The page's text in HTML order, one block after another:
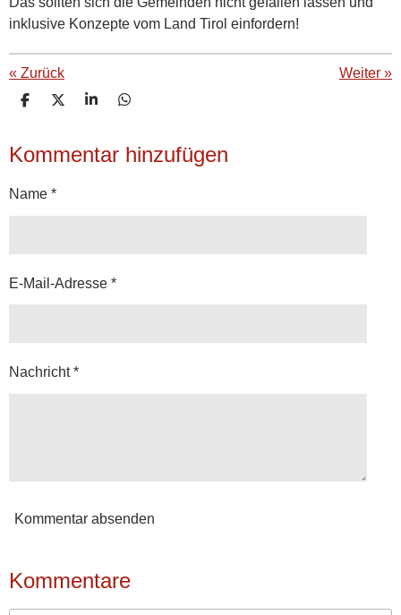
inklusive Konzepte vom Land Tirol einfordern!
« Zurück Weiter »
T
l
e
T
l
e
T
l
e
T
e
Kommentar hinzufügen
Name *
E-Mail-Adresse *
Nachricht *
Kommentar absenden
Kommentare